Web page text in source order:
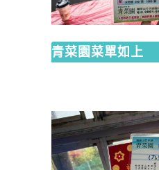
青菜園菜單如上